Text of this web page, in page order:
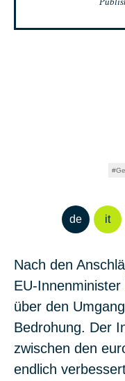
de it
Nach den
EU-
über den
Bedrohung. Der
zwischen den
endlich